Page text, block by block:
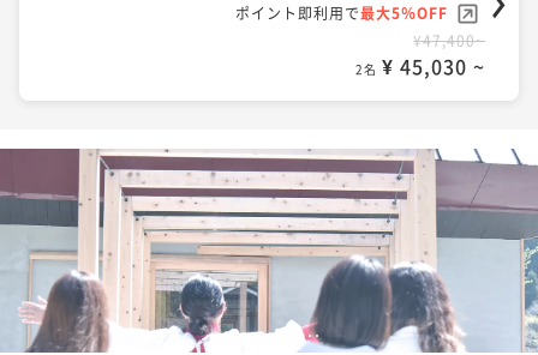
ポイント即利用で最大5％OFF
¥47,400~
2名 ¥ 45,030 ~
12345678 121314